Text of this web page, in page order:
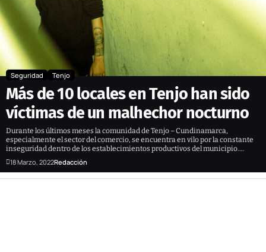
Seguridad Tenjo
Más de 10 locales en Tenjo han sido
víctimas de un malhechor nocturno
Durante los últimos meses la comunidad de Tenjo – Cundinamarca,
especialmente el sector del comercio, se encuentra en vilo por la constante
inseguridad dentro de los establecimientos productivos del municipio.…
18 Marzo, 2022Redacción